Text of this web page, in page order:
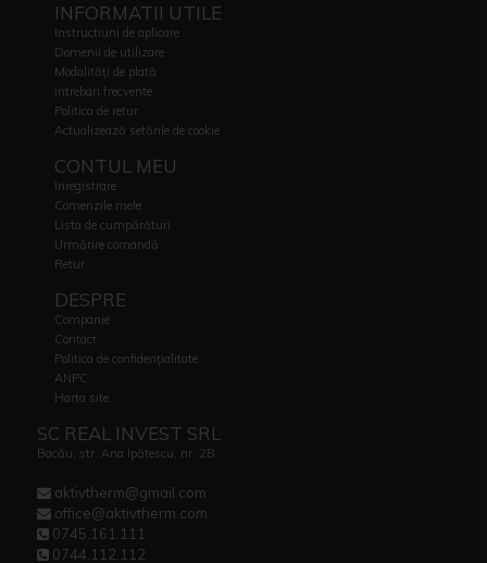
INFORMATII UTILE
Instructiuni de aplicare
Domenii de utilizare
Modalități de plată
Intrebari frecvente
Politica de retur
Actualizează setările de cookie
CONTUL MEU
Inregistrare
Comenzile mele
Lista de cumpărături
Urmărire comandă
Retur
DESPRE
Companie
Contact
Politica de confidențialitate
ANPC
Harta site
SC REAL INVEST SRL
Bacău, str. Ana Ipătescu, nr. 2B
aktivtherm@gmail.com
office@aktivtherm.com
0745.161.111
0744.112.112